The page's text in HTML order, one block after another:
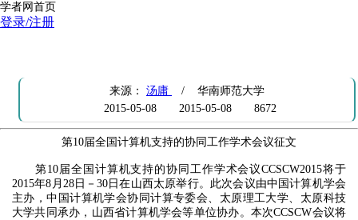
学者网首页
登录/注册
来源： 汤庸
/ 华南师范大学
2015-05-08
2015-05-08 8672
第10届全国计算机支持的协同工作学术会议征文
第10届全国计算机支持的协同工作学术会议CCSCW2015将于
2015年8月28日－30日在山西太原举行。此次会议由中国计算机学会
主办，中国计算机学会协同计算专委会、太原理工大学、太原科技
大学共同承办，山西省计算机学会等单位协办。本次CCSCW会议将